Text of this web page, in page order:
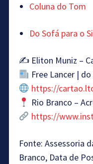
Coluna do Tom
Do Sofá para o
✍️ Eliton Muniz –
Free Lancer |
https://
Rio Branco –
https://
Fonte: Assessoria
Branco, Data de